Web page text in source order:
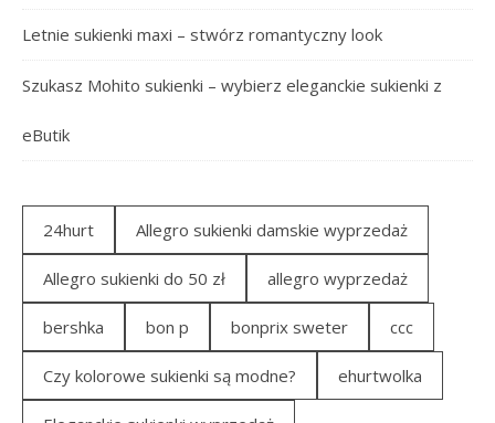
Letnie sukienki maxi – stwórz romantyczny look
Szukasz Mohito sukienki – wybierz eleganckie sukienki z
eButik
24hurt Allegro sukienki damskie wyprzedaż
Allegro sukienki do 50 zł allegro wyprzedaż
bershka bon p bonprix sweter ccc
Czy kolorowe sukienki są modne? ehurtwolka